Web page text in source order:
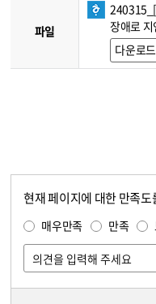
파일
장애로
다운로드
현재 페이지에 대한 만족
매우만족 만족